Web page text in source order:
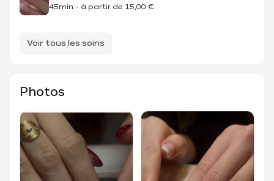
45min - à partir de 15,00 €
Voir tous les soins
Photos